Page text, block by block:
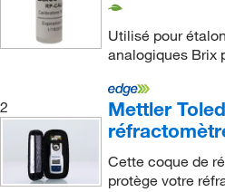
Utilisé pour
analogiques Brix
2
Mettler
Cette coque de
protège votre